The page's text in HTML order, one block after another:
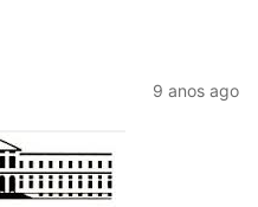
9 anos ago